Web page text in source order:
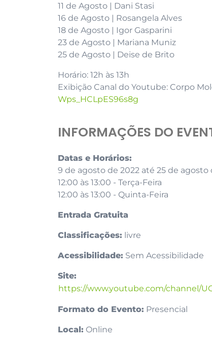
11 de Agosto | Dani Stasi
16 de Agosto | Rosangela Alves
18 de Agosto | Igor Gasparini
23 de Agosto | Mariana Muniz
25 de Agosto | Deise de Brito
Horário: 12h às 13h
Exibição Canal do Youtube: Corpo
Wps_HCLpES96s8g
INFORMAÇÕES DO
Datas e Horários:
9 de agosto de 2022 até 25 de agosto
12:00 às 13:00 - Terça-Feira
12:00 às 13:00 - Quinta-Feira
Entrada Gratuita
Classificações: livre
Acessibilidade: Sem Acessibilidade
Site:
https://www.youtube.com/channel/
Formato do Evento: Presencial
Local: Online